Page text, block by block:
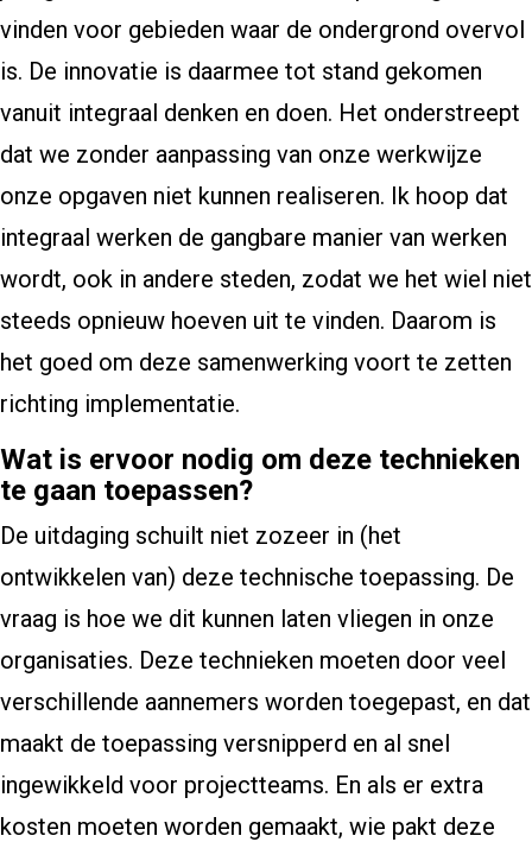
vinden voor gebieden waar de ondergrond overvol
is. De innovatie is daarmee tot stand gekomen
vanuit integraal denken en doen. Het onderstreept
dat we zonder aanpassing van onze werkwijze
onze opgaven niet kunnen realiseren. Ik hoop dat
integraal werken de gangbare manier van werken
wordt, ook in andere steden, zodat we het wiel niet
steeds opnieuw hoeven uit te vinden. Daarom is
het goed om deze samenwerking voort te zetten
richting implementatie.
Wat is ervoor nodig om deze technieken
te gaan toepassen?
De uitdaging schuilt niet zozeer in (het
ontwikkelen van) deze technische toepassing. De
vraag is hoe we dit kunnen laten vliegen in onze
organisaties. Deze technieken moeten door veel
verschillende aannemers worden toegepast, en dat
maakt de toepassing versnipperd en al snel
ingewikkeld voor projectteams. En als er extra
kosten moeten worden gemaakt, wie pakt deze